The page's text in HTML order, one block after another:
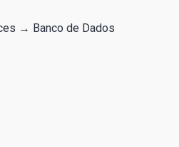
→ Banco de Dados